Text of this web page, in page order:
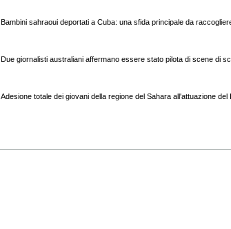
Bambini sahraoui deportati a Cuba: una sfida principale da
Due giornalisti australiani affermano essere stato pilota di scene di
Adesione totale dei giovani della regione del Sahara all'attuazione del